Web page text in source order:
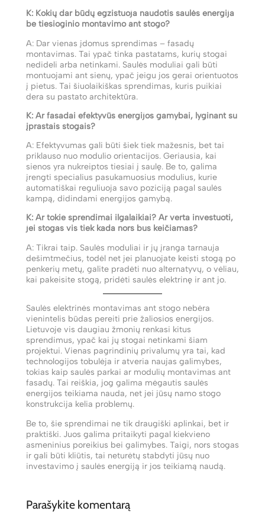
K: Kokių dar būdų egzistuoja naudotis saulės energija
be tiesioginio montavimo ant stogo?
A: Dar vienas įdomus sprendimas – fasadų
montavimas. Tai ypač tinka pastatams, kurių stogai
nedideli arba netinkami. Saulės moduliai gali būti
montuojami ant sienų, ypač jeigu jos gerai orientuotos
į pietus. Tai šiuolaikiškas sprendimas, kuris puikiai
dera su pastato architektūra.
K: Ar fasadai efektyvūs energijos gamybai, lyginant su
įprastais stogais?
A: Efektyvumas gali būti šiek tiek mažesnis, bet tai
priklauso nuo modulio orientacijos. Geriausia, kai
sienos yra nukreiptos tiesiai į saulę. Be to, galima
įrengti specialius pasukamuosius modulius, kurie
automatiškai reguliuoja savo poziciją pagal saulės
kampą, didindami energijos gamybą.
K: Ar tokie sprendimai ilgalaikiai? Ar verta investuoti,
jei stogas vis tiek kada nors bus keičiamas?
A: Tikrai taip. Saulės moduliai ir jų įranga tarnauja
dešimtmečius, todėl net jei planuojate keisti stogą po
penkerių metų, galite pradėti nuo alternatyvų, o vėliau,
kai pakeisite stogą, pridėti saulės elektrinę ir ant jo.
Saulės elektrinės montavimas ant stogo nebėra
vienintelis būdas pereiti prie žaliosios energijos.
Lietuvoje vis daugiau žmonių renkasi kitus
sprendimus, ypač kai jų stogai netinkami šiam
projektui. Vienas pagrindinių privalumų yra tai, kad
technologijos tobulėja ir atveria naujas galimybes,
tokias kaip saulės parkai ar modulių montavimas ant
fasadų. Tai reiškia, jog galima mėgautis saulės
energijos teikiama nauda, net jei jūsų namo stogo
konstrukcija kelia problemų.
Be to, šie sprendimai ne tik draugiški aplinkai, bet ir
praktiški. Juos galima pritaikyti pagal kiekvieno
asmeninius poreikius bei galimybes. Taigi, nors stogas
ir gali būti kliūtis, tai neturėtų stabdyti jūsų nuo
investavimo į saulės energiją ir jos teikiamą naudą.
Parašykite komentarą